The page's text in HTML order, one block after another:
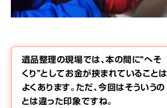
遺品整理の現場では、本の間に“へそ
くり”としてお金が挟まれていることは
よくあります。ただ、今回はそういうの
とは違った印象ですね。